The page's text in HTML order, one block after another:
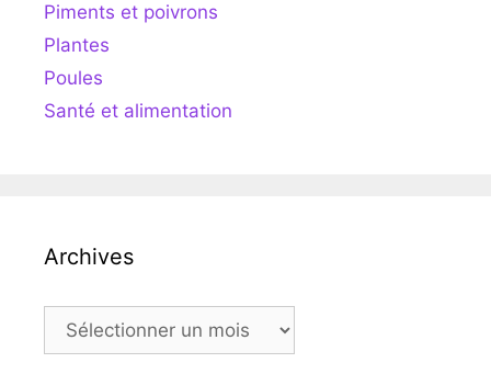
Piments et poivrons
Plantes
Poules
Santé et alimentation
Archives
Archives